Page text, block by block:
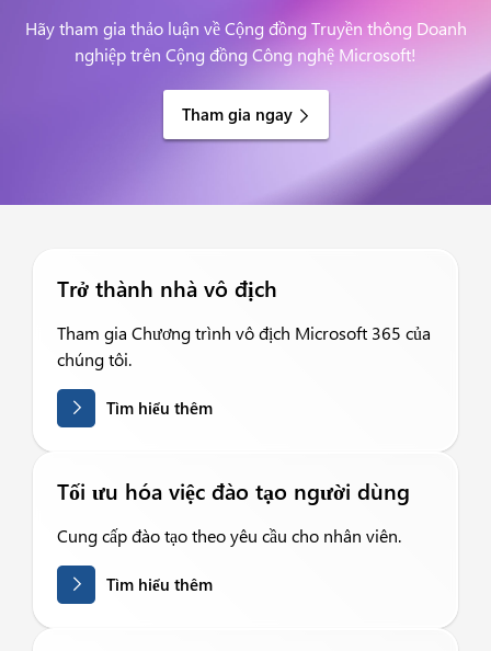
Hãy tham gia thảo luận về Cộng đồng Truyền thông Doanh
nghiệp trên Cộng đồng Công nghệ Microsoft!
Tham gia ngay
Trở thành nhà vô địch
Tham gia Chương trình vô địch Microsoft 365 của
chúng tôi.
Tìm hiểu thêm
Tối ưu hóa việc đào tạo người dùng
Cung cấp đào tạo theo yêu cầu cho nhân viên.
Tìm hiểu thêm